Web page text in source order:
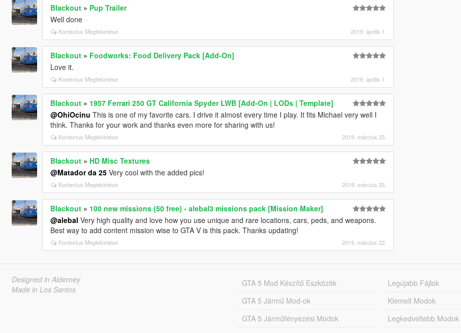
Blackout» Pup Trailer
Well done
Kontextus Megtekintése 2019. április 1.
Blackout» Foodworks: Food Delivery Pack [Add-On]
Love it.
Kontextus Megtekintése 2019. április 1.
Blackout» 1957 Ferrari 250 GT California Spyder LWB [Add-On | LODs | Template]
@OhiOcinu This is one of my favorite cars. I drive it almost every time I play. It fits Michael very well I
think. Thanks for your work and thanks even more for sharing with us!
Kontextus Megtekintése 2019. március 25.
Blackout» HD Misc Textures
@Matador da 25Very cool with the added pics!
Kontextus Megtekintése 2019. március 25.
Blackout» 100 new missions (50 free) - alebal3 missions pack [Mission Maker]
@alebal Very high quality and love how you use unique and rare locations, cars, peds, and weapons.
Best way to add content mission wise to GTA V is this pack. Thanks updating!
Kontextus Megtekintése 2019. március 22.
Designed in Alderney
Made in Los Santos
GTA 5 Mod Készítő Eszközök
GTA 5 Jármű Mod-ok
GTA 5 Járműfényezési Modok
Legújabb Fájlok
Kiemelt Modok
Legkedveltebb Modok